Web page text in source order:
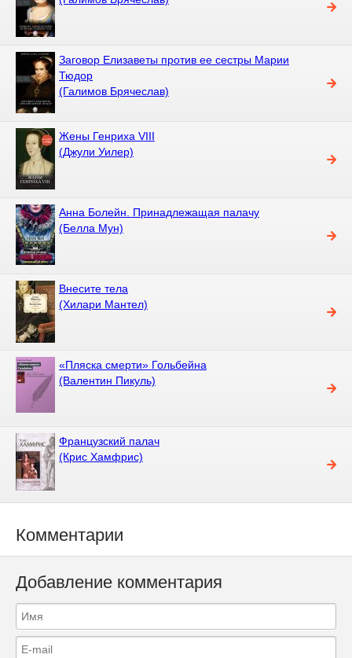
Заговор Елизаветы против ее сестры Марии
Тюдор
(Галимов Брячеслав)
Жены Генриха VIII
(Джули Уилер)
Анна Болейн. Принадлежащая палачу
(Белла Мун)
Внесите тела
(Хилари Мантел)
«Пляска смерти» Гольбейна
(Валентин Пикуль)
Французский палач
(Крис Хамфрис)
Комментарии
Добавление комментария